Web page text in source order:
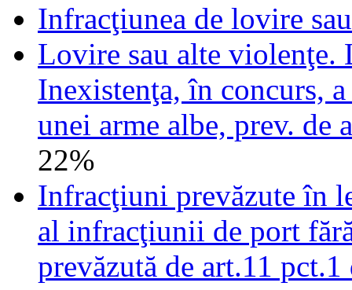
Infracţiunea de lovire
Lovire sau alte violenţe.
Inexistenţa, în concurs,
unei arme albe, prev. de
22%
Infracţiuni prevăzute în
al infracţiunii de port
prevăzută de art.11